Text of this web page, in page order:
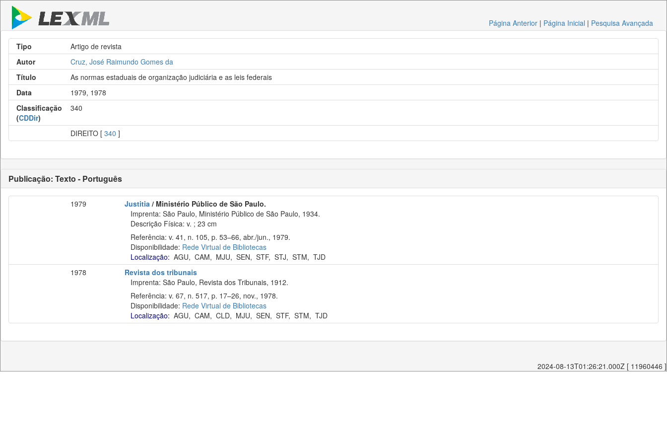
Página Anterior | Página Inicial | Pesquisa Avançada
Tipo
Artigo de revista
Autor
Cruz, José Raimundo Gomes da
Título
As normas estaduais de organização judiciária e as leis federais
Data
1979, 1978
Classificação
(CDDir)
340
DIREITO [ 340 ]
Publicação: Texto - Português
1979 Justitia / Ministério Público de São Paulo.
Imprenta: São Paulo, Ministério Público de São Paulo, 1934.
Descrição Física: v. ; 23 cm
Referência: v. 41, n. 105, p. 53–66, abr./jun., 1979.
Disponibilidade: Rede Virtual de Bibliotecas
Localização: AGU, CAM, MJU, SEN, STF, STJ, STM, TJD
1978
Revista dos tribunais
Imprenta: São Paulo, Revista dos Tribunais, 1912.
Referência: v. 67, n. 517, p. 17–26, nov., 1978.
Disponibilidade: Rede Virtual de Bibliotecas
Localização: AGU, CAM, CLD, MJU, SEN, STF, STM, TJD
2024-08-13T01:26:21.000Z [ 11960446 ]